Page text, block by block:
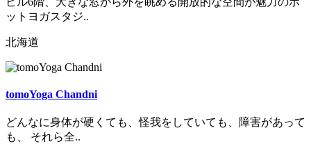
ットヨガスタジ..
北海道
tomoYoga Chandni
どんなに身体が硬くても、怪我をしていても、障害があって
も、 それら全..